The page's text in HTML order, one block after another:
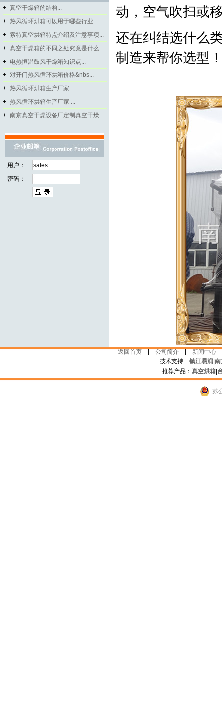
+ 真空干燥箱的结构...
+ 热风循环烘箱可以用于哪些行业...
+ 索特真空烘箱特点介绍及注意事项...
+ 真空干燥箱的不同之处究竟是什么...
+
电热恒温鼓风干燥箱知识点...
+ 对开门热风循环烘箱价格&nbs...
+ 热风循环烘箱生产厂家 ...
+ 热风循环烘箱生产厂家 ...
+ 南京真空干燥设备厂定制真空干燥...
用户：
密码：
动，空气吹扫或
还在纠结选什么
制造来帮你选型
返回首页| 公司简介| 新闻中心
技术支持 镇江易润 南
推荐产品： 真空烘箱|
苏